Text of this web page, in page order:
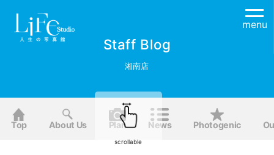
menu
Staff Blog
湘南店
Top About Us Plan News Photogenic